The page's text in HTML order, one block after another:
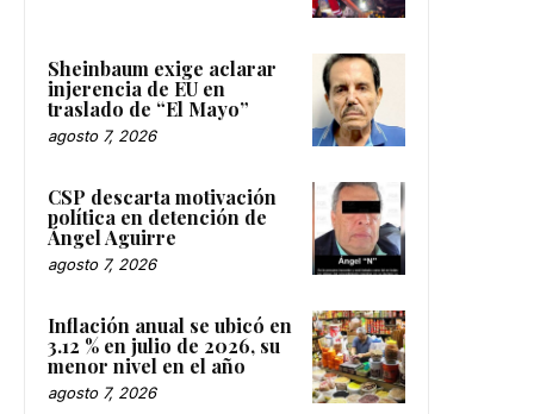
Sheinbaum exige aclarar
injerencia de EU en
traslado de “El Mayo”
agosto 7, 2026
CSP descarta motivación
política en detención de
Ángel Aguirre
agosto 7, 2026
Inflación anual se ubicó en
3.12 % en julio de 2026, su
menor nivel en el año
agosto 7, 2026